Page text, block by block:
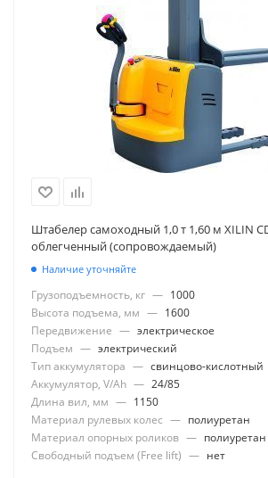
Штабелер самоходный 1,0 т 1,60 м XILIN
облегченный (сопровождаемый)
Наличие уточняйте
Грузоподъемность, кг — 1000
Высота подъема, мм — 1600
Передвижение — электрическое
Подъем — электрический
Тип аккумулятора — свинцово-кислотный
Аккумулятор, V/Ah — 24/85
Длина вил, мм — 1150
Материал рулевых колес — полиуретан
Материал опорных роликов — полиуретан
Свободный подъем (Free lift) — нет